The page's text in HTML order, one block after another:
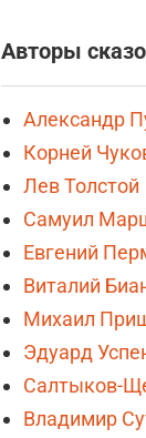
Авторы
Александр
Корней
Лев Толстой
Самуил
Евгений
Виталий
Михаил
Эдуард
Салтыков-
Владимир